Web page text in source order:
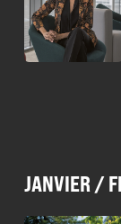
JANVIER /